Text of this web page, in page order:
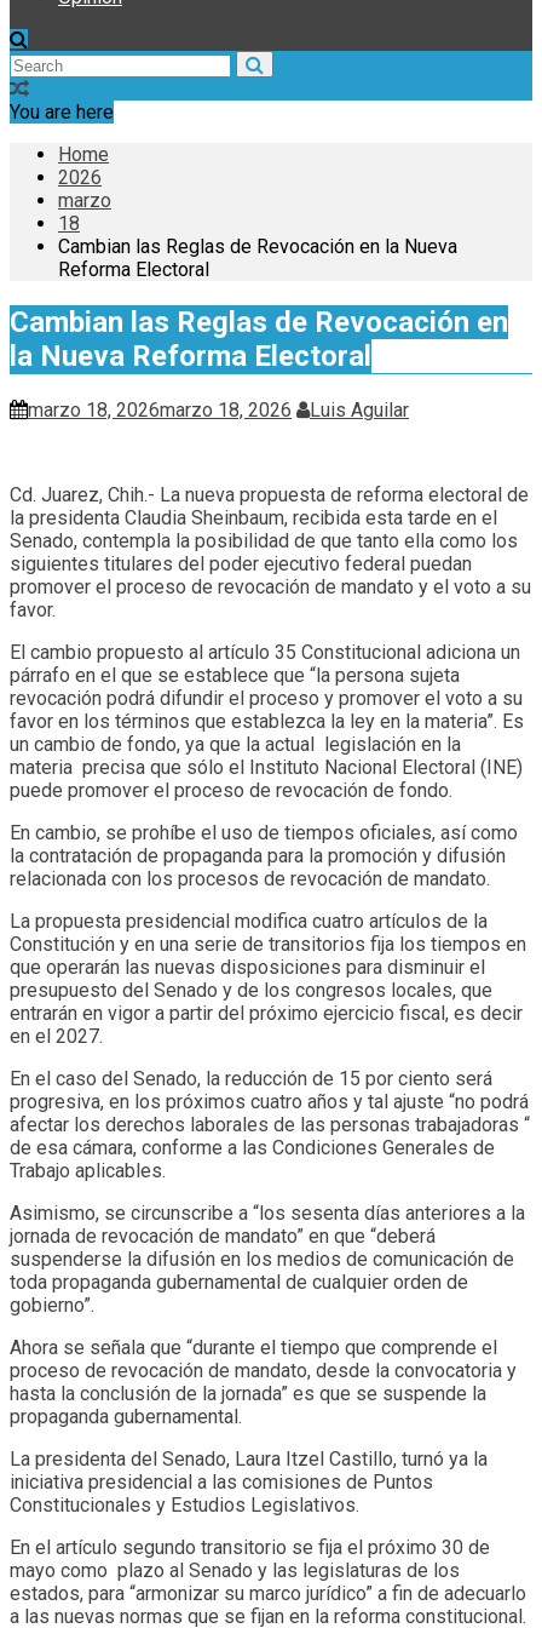
You are here
Home
2026
marzo
18
Cambian las Reglas de Revocación en la Nueva
Reforma Electoral
Cambian las Reglas de Revocación en
la Nueva Reforma Electoral
marzo 18, 2026marzo 18, 2026 Luis Aguilar
Cd. Juarez, Chih.- La nueva propuesta de reforma electoral de
la presidenta Claudia Sheinbaum, recibida esta tarde en el
Senado, contempla la posibilidad de que tanto ella como los
siguientes titulares del poder ejecutivo federal puedan
promover el proceso de revocación de mandato y el voto a su
favor.
El cambio propuesto al artículo 35 Constitucional adiciona un
párrafo en el que se establece que “la persona sujeta
revocación podrá difundir el proceso y promover el voto a su
favor en los términos que establezca la ley en la materia”. Es
un cambio de fondo, ya que la actual legislación en la
materia precisa que sólo el Instituto Nacional Electoral (INE)
puede promover el proceso de revocación de fondo.
En cambio, se prohíbe el uso de tiempos oficiales, así como
la contratación de propaganda para la promoción y difusión
relacionada con los procesos de revocación de mandato.
La propuesta presidencial modifica cuatro artículos de la
Constitución y en una serie de transitorios fija los tiempos en
que operarán las nuevas disposiciones para disminuir el
presupuesto del Senado y de los congresos locales, que
entrarán en vigor a partir del próximo ejercicio fiscal, es decir
en el 2027.
En el caso del Senado, la reducción de 15 por ciento será
progresiva, en los próximos cuatro años y tal ajuste “no podrá
afectar los derechos laborales de las personas trabajadoras “
de esa cámara, conforme a las Condiciones Generales de
Trabajo aplicables.
Asimismo, se circunscribe a “los sesenta días anteriores a la
jornada de revocación de mandato” en que “deberá
suspenderse la difusión en los medios de comunicación de
toda propaganda gubernamental de cualquier orden de
gobierno”.
Ahora se señala que “durante el tiempo que comprende el
proceso de revocación de mandato, desde la convocatoria y
hasta la conclusión de la jornada” es que se suspende la
propaganda gubernamental.
La presidenta del Senado, Laura Itzel Castillo, turnó ya la
iniciativa presidencial a las comisiones de Puntos
Constitucionales y Estudios Legislativos.
En el artículo segundo transitorio se fija el próximo 30 de
mayo como plazo al Senado y las legislaturas de los
estados, para “armonizar su marco jurídico” a fin de adecuarlo
a las nuevas normas que se fijan en la reforma constitucional.